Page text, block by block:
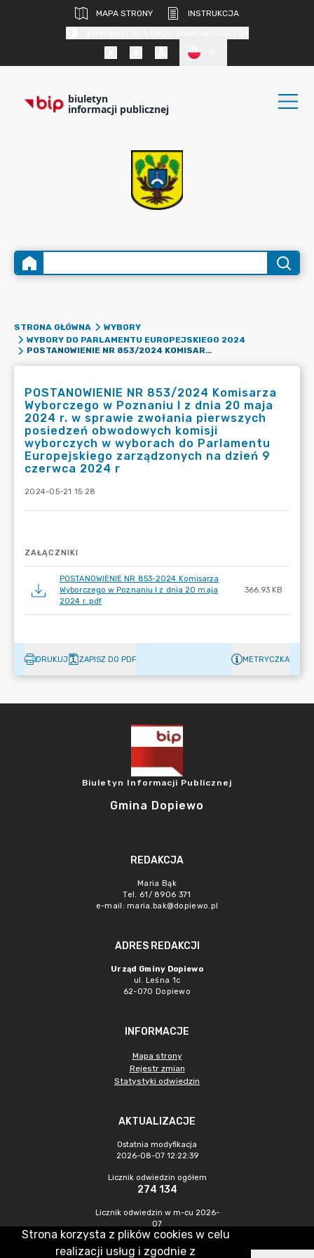
MAPA STRONY
INSTRUKCJA
biuletyn
informacji publicznej
STRONA GŁÓWNA
WYBORY
WYBORY DO PARLAMENTU EUROPEJSKIEGO 2024
POSTANOWIENIE NR 853/2024 KOMISARZA WYBORCZEGO W POZNANIU I Z DNIA 20 MAJA 2024 R. W SPRAWIE ZWOŁANIA PIERWSZYCH POSIEDZEŃ OBWODOWYCH KOMISJI WYBORCZYCH W WYBORACH DO PARLAMENTU EUROPEJSKIEGO ZARZĄDZONYCH NA DZIEŃ 9 CZERWCA 2024 R
POSTANOWIENIE NR 853/2024 Komisarza
Wyborczego w Poznaniu I z dnia 20 maja
2024 r. w sprawie zwołania pierwszych
posiedzeń obwodowych komisji
wyborczych w wyborach do Parlamentu
Europejskiego zarządzonych na dzień 9
czerwca 2024 r
2024-05-21 15:28
ZAŁĄCZNIKI
POSTANOWIENIE NR 853-2024 Komisarza
Wyborczego w Poznaniu I z dnia 20 maja
2024 r..pdf
366.93 KB
DRUKUJ ZAPISZ DO PDF METRYCZKA
Biuletyn Informacji Publicznej
Gmina Dopiewo
REDAKCJA
Maria Bąk
Tel. 61/ 8906 371
e-mail: maria.bak@dopiewo.pl
ADRES REDAKCJI
Urząd Gminy Dopiewo
ul. Leśna 1c
62-070 Dopiewo
INFORMACJE
Mapa strony
Rejestr zmian
Statystyki odwiedzin
AKTUALIZACJE
Ostatnia modyfikacja
2026-08-07 12:22:39
Licznik odwiedzin ogółem
274 134
Licznik odwiedzin w m-cu 2026-
07
923
Strona korzysta z plików cookies w celu
realizacji usług i zgodnie z